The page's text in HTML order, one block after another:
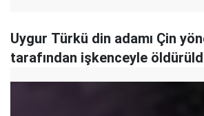
Uygur Türkü din adamı Çin
tarafından işkenceyle